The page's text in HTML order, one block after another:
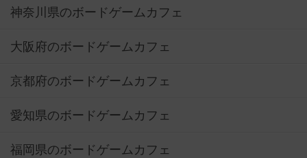
神奈川県のボードゲームカフェ
大阪府のボードゲームカフェ
京都府のボードゲームカフェ
愛知県のボードゲームカフェ
福岡県のボードゲームカフェ